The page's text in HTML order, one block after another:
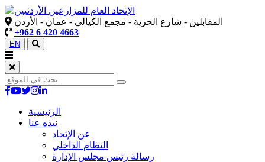
المقابلين - شارع الحرية - مجمع الكيالي - عمان - الأردن
+962 6 420 4663
EN
الرئيسية
نبذه عنا
عن الإتحاد
النظام الداخلي
رسالة رئيس مجلس الإدارة